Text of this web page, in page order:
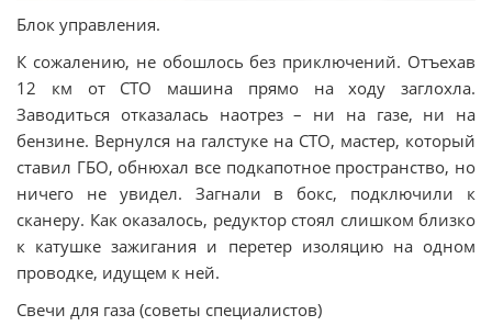
Блок управления.
К сожалению, не обошлось без приключений. Отъехав
12 км от СТО машина прямо на ходу заглохла.
Заводиться отказалась наотрез – ни на газе, ни на
бензине. Вернулся на галстуке на СТО, мастер, который
ставил ГБО, обнюхал все подкапотное пространство, но
ничего не увидел. Загнали в бокс, подключили к
сканеру. Как оказалось, редуктор стоял слишком близко
к катушке зажигания и перетер изоляцию на одном
проводке, идущем к ней.
Свечи для газа (советы специалистов)